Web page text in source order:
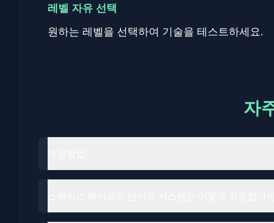
레벨 자유 선택
원하는 레벨을 선택하여 기술을 테스트하세요.
자